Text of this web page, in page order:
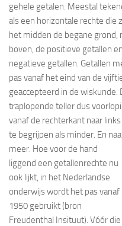
gehele getalen. Meestal
als een horizontale rechte die
het midden de begane grond,
boven, de positieve getallen
negatieve getallen. Getallen
pas vanaf het eind van de
geaccepteerd in de
traplopende teller dus
vanaf de rechterkant naar
te begrijpen als minder. En
meer. Hoe voor de hand
liggend een getallenrechte nu
ook lijkt, in het Nederlandse
onderwijs wordt het pas vanaf
1950 gebruikt (bron
Freudenthal Insituut). Vóór die